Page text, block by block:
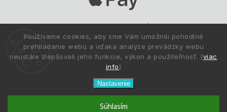
Používame cookies, aby sme Vám umožnili pohodlné
prehliadanie webu a vďaka analýze prevádzky webu
neustále zlepšovali jeho funkcie, výkon a použiteľnosť. (viac
info)
Nastavenie
Súhlasím
Copyright © 1993 -2026 Deltastav.sk|
.
Všetky práva vyhradené.